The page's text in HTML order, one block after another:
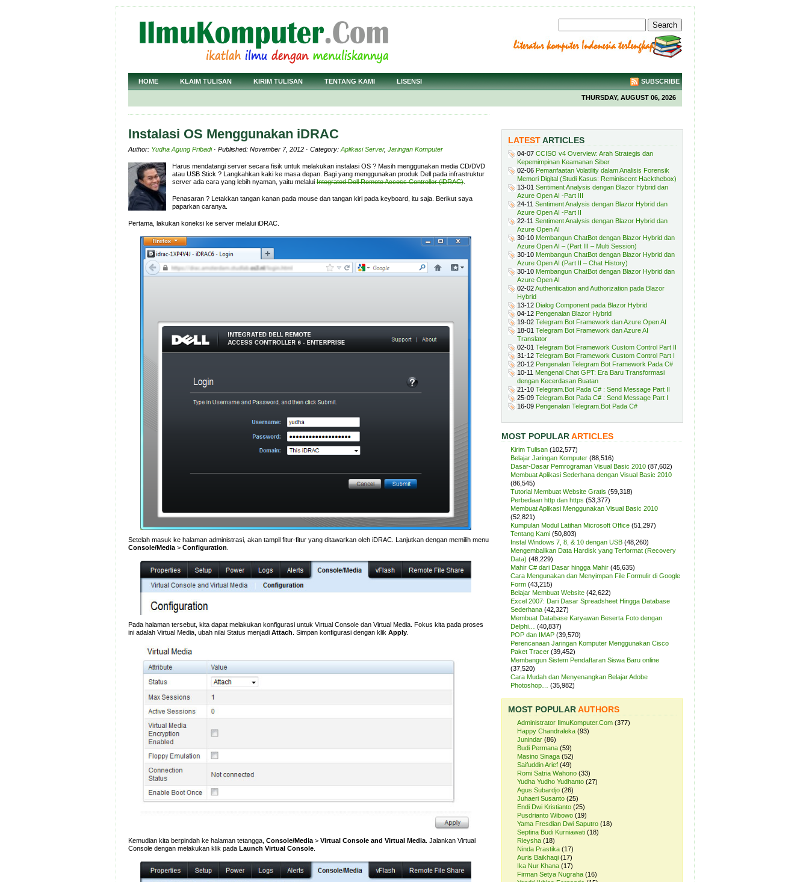
HOME KLAIM TULISAN KIRIM TULISAN TENTANG KAMI LISENSI SUBSCRIBE
THURSDAY, AUGUST 06, 2026
Instalasi OS Menggunakan iDRAC
Author: Yudha Agung Pribadi· Published: November 7, 2012 · Category: Aplikasi Server, Jaringan Komputer
Harus mendatangi server secara fisik untuk melakukan instalasi OS ? Masih menggunakan media CD/DVD
atau USB Stick ? Langkahkan kaki ke masa depan. Bagi yang menggunakan produk Dell pada infrastruktur
server ada cara yang lebih nyaman, yaitu melalui Integrated Dell Remote Access Controller (iDRAC)
Penasaran ? Letakkan tangan kanan pada mouse dan tangan kiri pada keyboard, itu saja. Berikut saya
paparkan caranya.
Pertama, lakukan koneksi ke server melalui iDRAC.
Setelah masuk ke halaman administrasi, akan tampil fitur-fitur yang ditawarkan oleh iDRAC. Lanjutkan dengan memilih menu
Console/Media > Configuration
Pada halaman tersebut, kita dapat melakukan konfigurasi untuk Virtual Console dan Virtual Media. Fokus kita pada proses
ini adalah Virtual Media, ubah nilai Status menjadi Attach . Simpan konfigurasi dengan klik Apply
Kemudian kita berpindah ke halaman tetangga, Console/Media > Virtual Console and Virtual Media . Jalankan Virtual
Console dengan melakukan klik pada Launch Virtual Console
LATESTARTICLES
04-07 CCISO v4 Overview: Arah Strategis dan
Kepemimpinan Keamanan Siber
02-06 Pemanfaatan Volatility dalam Analisis Forensik
Memori Digital (Studi Kasus: Reminiscent Hackthebox)
13-01 Sentiment Analysis dengan Blazor Hybrid dan
Azure Open AI -Part III
24-11 Sentiment Analysis dengan Blazor Hybrid dan
Azure Open AI -Part II
22-11 Sentiment Analysis dengan Blazor Hybrid dan
Azure Open AI
30-10 Membangun ChatBot dengan Blazor Hybrid dan
Azure Open AI – (Part III – Multi Session)
30-10 Membangun ChatBot dengan Blazor Hybrid dan
Azure Open AI (Part II – Chat History)
30-10 Membangun ChatBot dengan Blazor Hybrid dan
Azure Open AI
02-02Authentication and Authorization pada Blazor
Hybrid
13-12 Dialog Component pada Blazor Hybrid
04-12 Pengenalan Blazor Hybrid
19-02 Telegram Bot Framework dan Azure Open AI
18-01 Telegram Bot Framework dan Azure AI
Translator
02-01 Telegram Bot Framework Custom Control Part II
31-12 Telegram Bot Framework Custom Control Part I
20-12 Pengenalan Telegram Bot Framework Pada C#
10-11 Mengenal Chat GPT: Era Baru Transformasi
dengan Kecerdasan Buatan
21-10 Telegram.Bot Pada C# : Send Message Part II
25-09 Telegram.Bot Pada C# : Send Message Part I
16-09 Pengenalan Telegram.Bot Pada C#
MOST POPULARARTICLES
Kirim Tulisan (102,577)
Belajar Jaringan Komputer (88,516)
Dasar-Dasar Pemrograman Visual Basic 2010 (87,602)
Membuat Aplikasi Sederhana dengan Visual Basic 2010
(86,545)
Tutorial Membuat Website Gratis (59,318)
Perbedaan http dan https (53,377)
Membuat Aplikasi Menggunakan Visual Basic 2010
(52,821)
Kumpulan Modul Latihan Microsoft Office (51,297)
Tentang Kami (50,803)
Instal Windows 7, 8, & 10 dengan USB (48,260)
Mengembalikan Data Hardisk yang Terformat (Recovery
Data) (48,229)
Mahir C# dari Dasar hingga Mahir (45,635)
Cara Mengunakan dan Menyimpan File Formulir di Google
Form (43,215)
Belajar Membuat Website (42,622)
Excel 2007: Dari Dasar Spreadsheet Hingga Database
Sederhana (42,327)
Membuat Database Karyawan Beserta Foto dengan
Delphi…
(40,837)
POP dan IMAP (39,570)
Perencanaan Jaringan Komputer Menggunakan Cisco
Paket Tracer (39,452)
Membangun Sistem Pendaftaran Siswa Baru online
(37,520)
Cara Mudah dan Menyenangkan Belajar Adobe
Photoshop…
(35,982)
MOST POPULARAUTHORS
Administrator IlmuKomputer.Com (377)
Happy Chandraleka (93)
Junindar (86)
Budi Permana (59)
Masino Sinaga (52)
Saifuddin Arief (49)
Romi Satria Wahono (33)
Yudha Yudho Yudhanto (27)
Agus Subardjo (26)
Juhaeri Susanto (25)
Endi Dwi Kristianto (25)
Pusdrianto Wibowo (19)
Yama Fresdian Dwi Saputro (18)
Septina Budi Kurniawati (18)
Rieysha (18)
Ninda Prastika (17)
Auris Baikhaqi (17)
Ika Nur Khana (17)
Firman Setya Nugraha (16)